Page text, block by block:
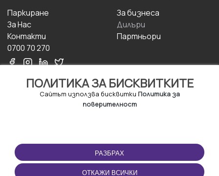
ПОЛИТИКА ЗА БИСКВИТКИТЕ
Сайтът използва бисквитки Политика за
поверителност
РАЗБРАХ
ОТКАЖИ ВСИЧКИ
Паркиране
За Hас
Контакти
0700 70 270
За бизнесa
Дилъри
Партньори
ПОЛЗВАНЕ
Правила и условия за
ползване
ПРИЛОЖЕНИЕТО